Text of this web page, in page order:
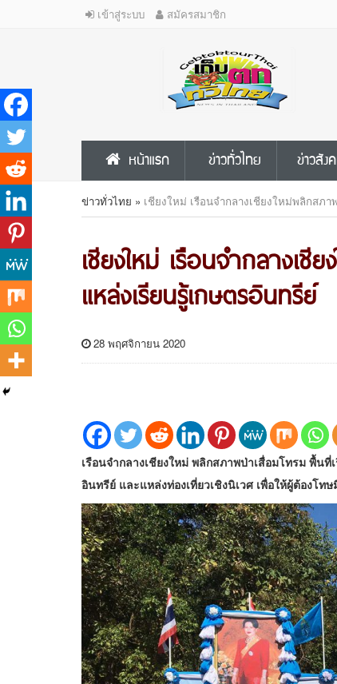
เข้าสู่ระบบ สมัครสมาชิก
หน้าแรก ข่าวทั่วไทย ข่าวสั
ข่าวทั่วไทย » เชียงใหม่ เรือนจำกลางเชียงใหม่พลิกสภ
เชียงใหม่ เรือนจำกลางเ
แหล่งเรียนรู้เกษตรอินทรีย์
28 พฤศจิกายน 2020
เรือนจำกลางเชียงใหม่ พลิกสภาพป่าเสื่อมโทรม พื้น
อินทรีย์ และแหล่งท่องเที่ยวเชิงนิเวศ เพื่อให้ผู้ต้องโ